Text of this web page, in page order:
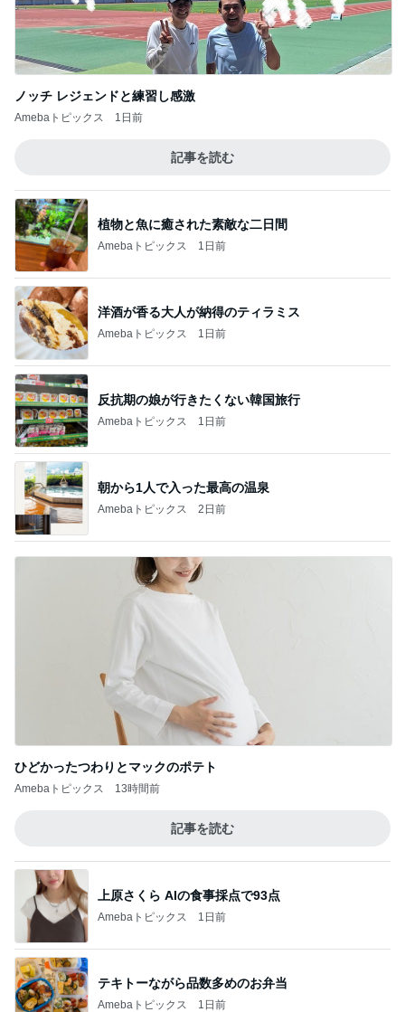
ノッチ レジェンドと練習し感激
Amebaトピックス 1日前
記事を読む
植物と魚に癒された素敵な二日間
Amebaトピックス 1日前
洋酒が香る大人が納得のティラミス
Amebaトピックス 1日前
反抗期の娘が行きたくない韓国旅行
Amebaトピックス 1日前
朝から1人で入った最高の温泉
Amebaトピックス 2日前
ひどかったつわりとマックのポテト
Amebaトピックス 13時間前
記事を読む
上原さくら AIの食事採点で93点
Amebaトピックス 1日前
テキトーながら品数多めのお弁当
Amebaトピックス 1日前